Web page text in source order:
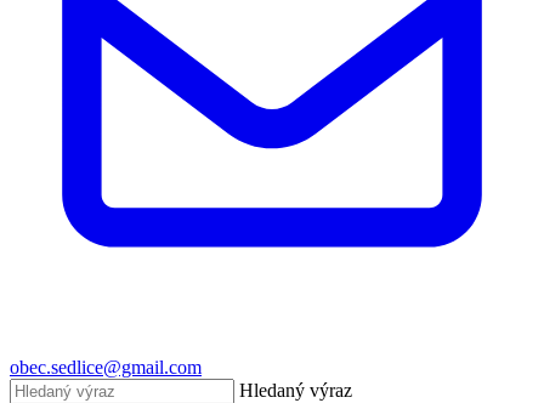
obec.sedlice@gmail.com
Hledaný výraz